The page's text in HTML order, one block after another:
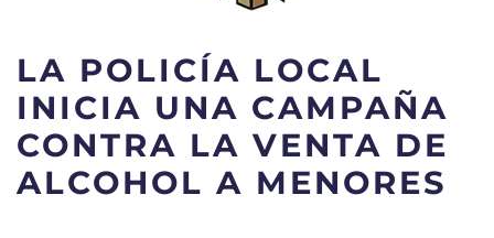
LA POLICÍA LOCAL
INICIA UNA CAMPAÑA
CONTRA LA VENTA DE
ALCOHOL A MENORES